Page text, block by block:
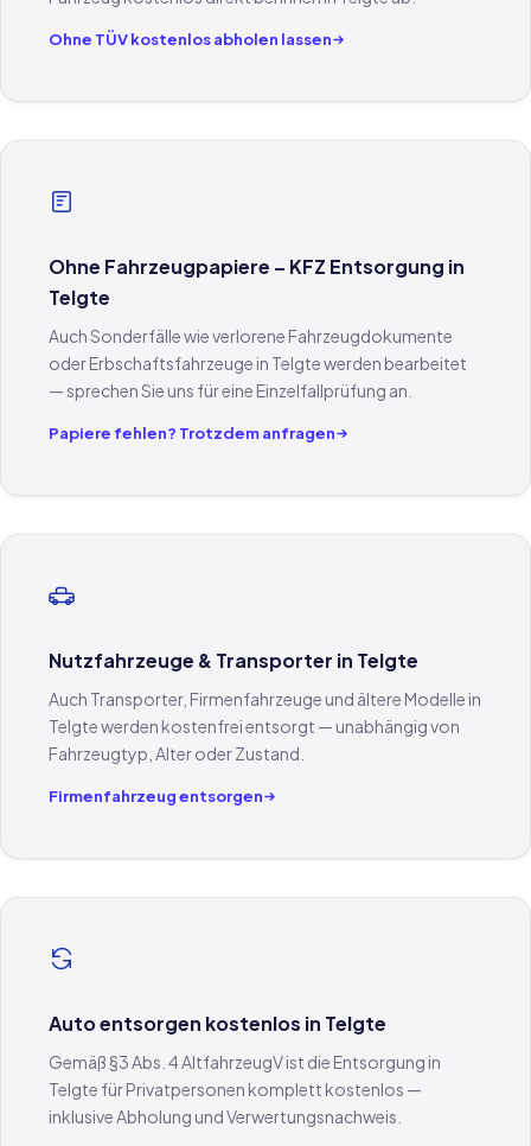
Ohne TÜV kostenlos abholen lassen
Ohne Fahrzeugpapiere – KFZ Entsorgung in
Telgte
Auch Sonderfälle wie verlorene Fahrzeugdokumente
oder Erbschaftsfahrzeuge in Telgte werden bearbeitet
— sprechen Sie uns für eine Einzelfallprüfung an.
Papiere fehlen? Trotzdem anfragen
Nutzfahrzeuge & Transporter in Telgte
Auch Transporter, Firmenfahrzeuge und ältere Modelle in
Telgte werden kostenfrei entsorgt — unabhängig von
Fahrzeugtyp, Alter oder Zustand.
Firmenfahrzeug entsorgen
Auto entsorgen kostenlos in Telgte
Gemäß §3 Abs. 4 AltfahrzeugV ist die Entsorgung in
Telgte für Privatpersonen komplett kostenlos —
inklusive Abholung und Verwertungsnachweis.